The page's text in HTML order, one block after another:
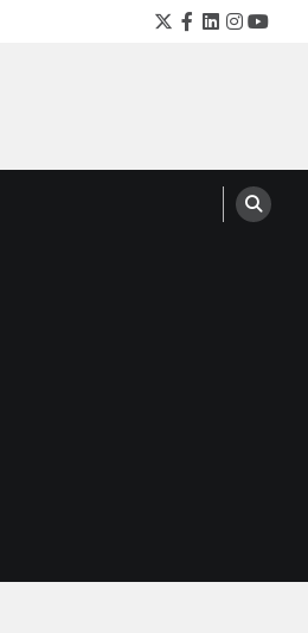
Twitter
Facebook
LinkedIn